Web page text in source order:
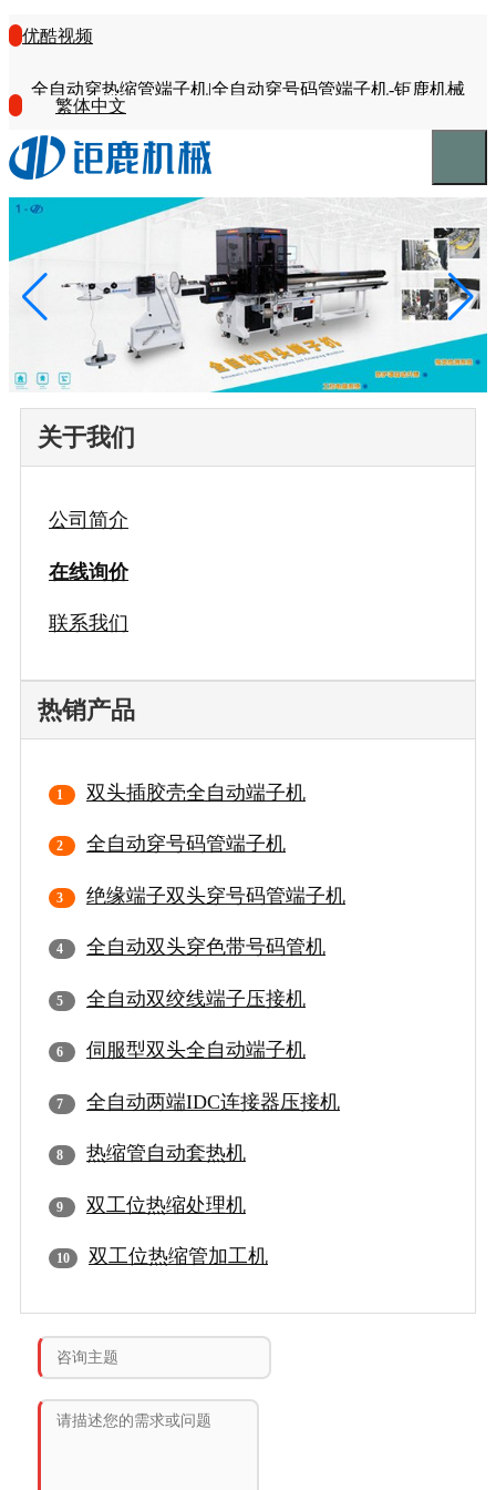
优酷视频
全自动穿热缩管端子机|全自动穿号码管端子机-钜鹿机械
繁体中文
关于我们
公司简介
在线询价
联系我们
热销产品
双头插胶壳全自动端子机
全自动穿号码管端子机
绝缘端子双头穿号码管端子机
全自动双头穿色带号码管机
全自动双绞线端子压接机
伺服型双头全自动端子机
全自动两端IDC连接器压接机
热缩管自动套热机
双工位热缩处理机
双工位热缩管加工机